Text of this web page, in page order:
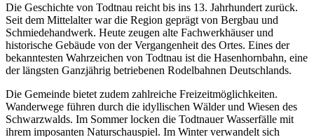
Die Geschichte von Todtnau reicht bis ins 13. Jahrhundert zurück.
Seit dem Mittelalter war die Region geprägt von Bergbau und
Schmiedehandwerk. Heute zeugen alte Fachwerkhäuser und
historische Gebäude von der Vergangenheit des Ortes. Eines der
bekanntesten Wahrzeichen von Todtnau ist die Hasenhornbahn, eine
der längsten Ganzjährig betriebenen Rodelbahnen Deutschlands.
Die Gemeinde bietet zudem zahlreiche Freizeitmöglichkeiten.
Wanderwege führen durch die idyllischen Wälder und Wiesen des
Schwarzwalds. Im Sommer locken die Todtnauer Wasserfälle mit
ihrem imposanten Naturschauspiel. Im Winter verwandelt sich